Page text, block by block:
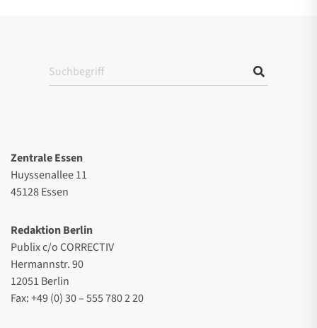
Zentrale Essen
Huyssenallee 11
45128 Essen
Redaktion Berlin
Publix c/o CORRECTIV
Hermannstr. 90
12051 Berlin
Fax: +49 (0) 30 – 555 780 2 20